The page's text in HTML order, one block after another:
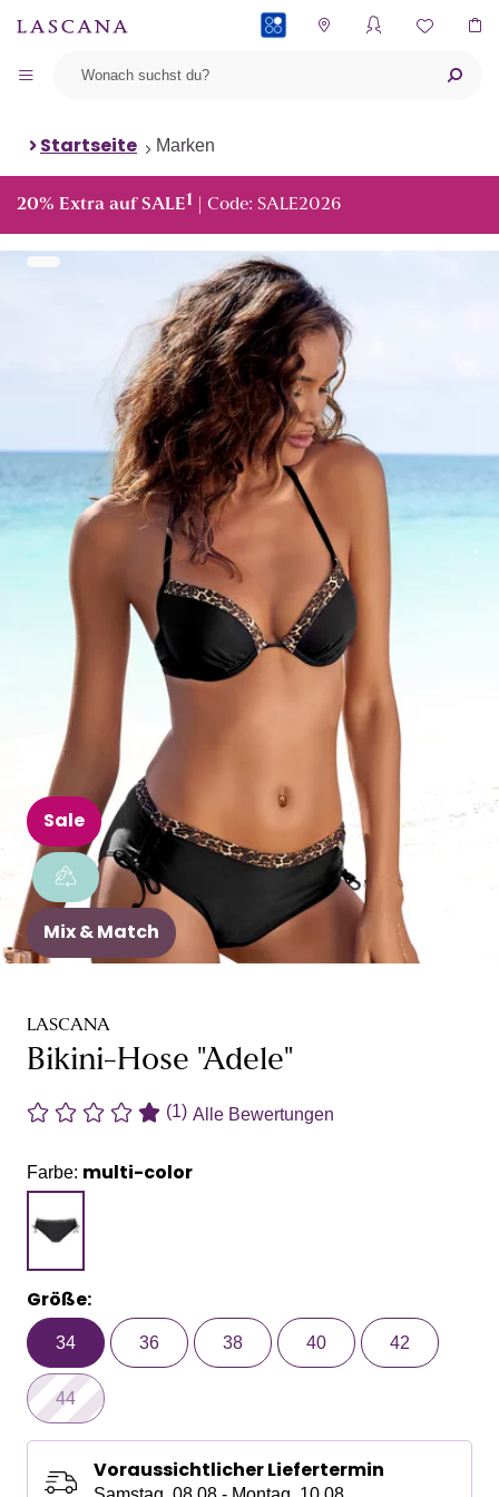
Startseite Marken
20% Extra auf SALE1 | Code: SALE2026
Sale
Mix & Match
LASCANA
Bikini-Hose "Adele"
(1) Alle Bewertungen
Farbe: multi-color
Größe:
34 36 38 40 42
44
Voraussichtlicher Liefertermin